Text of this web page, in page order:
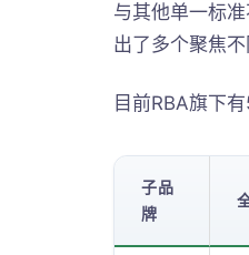
与其他单一标
出了多个聚焦
目前RBA旗下
子品
牌